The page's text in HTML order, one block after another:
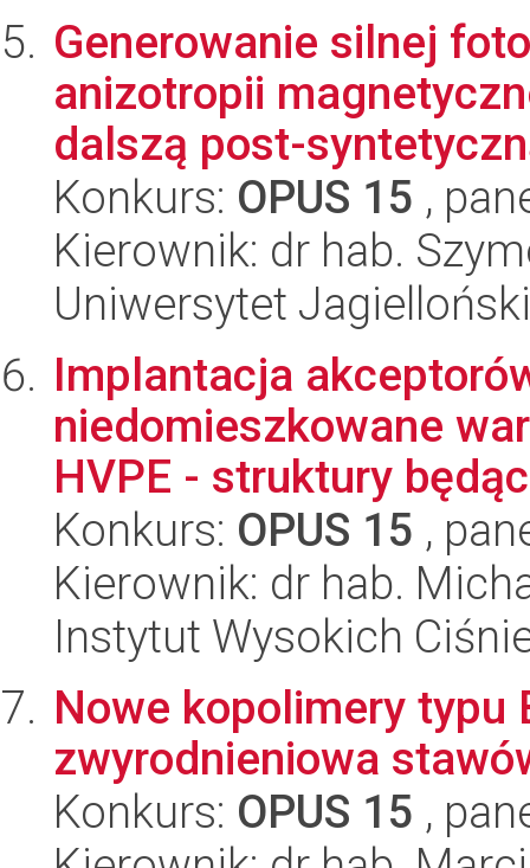
Generowanie silnej
anizotropii
dalszą post-
Konkurs: OPUS 15 ,
Kierownik: dr hab.
Uniwersytet
Implantacja
niedomieszkowane
HVPE - struktury
Konkurs: OPUS 15 ,
Kierownik: dr hab.
Instytut Wysokich
Nowe kopolimery typu
zwyrodnieniowa
Konkurs: OPUS 15 ,